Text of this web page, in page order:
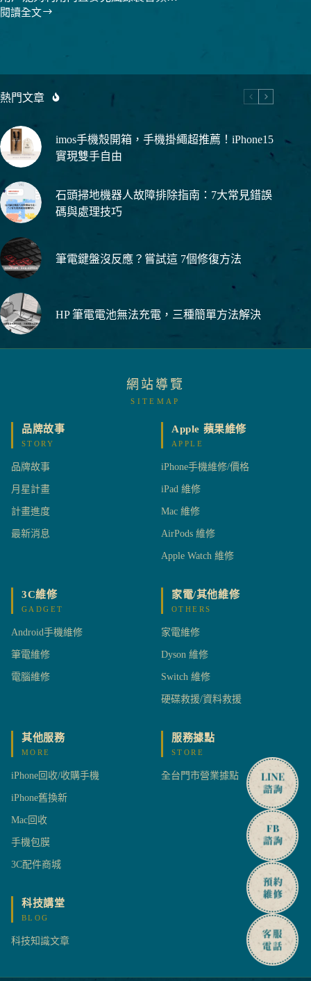
閱讀全文
如
利
用
iPhone
音，
語
音
忘
錄
的
面
指
南
熱門文章
imos手機殼開箱，手機掛繩超推薦！iPhone15
實現雙手自由
石頭掃地機器人故障排除指南：7大常見錯誤
碼與處理技巧
筆電鍵盤沒反應？嘗試這 7個修復方法
HP 筆電電池無法充電，三種簡單方法解決
網站導覽
SITEMAP
品牌故事
STORY
品牌故事
月星計畫
計畫進度
最新消息
Apple 蘋果維修
APPLE
iPhone手機維修/價格
iPad 維修
Mac 維修
AirPods 維修
Apple Watch 維修
3C維修
GADGET
Android手機維修
筆電維修
電腦維修
家電/其他維修
OTHERS
家電維修
Dyson 維修
Switch 維修
硬碟救援/資料救援
其他服務
MORE
iPhone回收/收購手機
iPhone舊換新
Mac回收
手機包膜
3C配件商城
服務據點
STORE
全台門市營業據點
科技講堂
BLOG
科技知識文章